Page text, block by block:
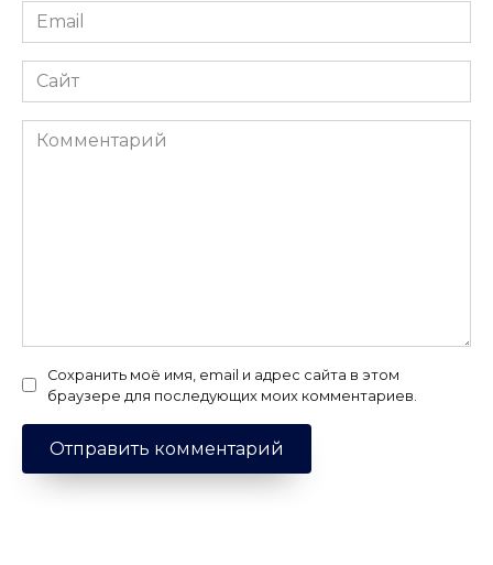
Email
*
Сайт
Комментарий
Сохранить моё имя, email и адрес сайта в этом
браузере для последующих моих комментариев.